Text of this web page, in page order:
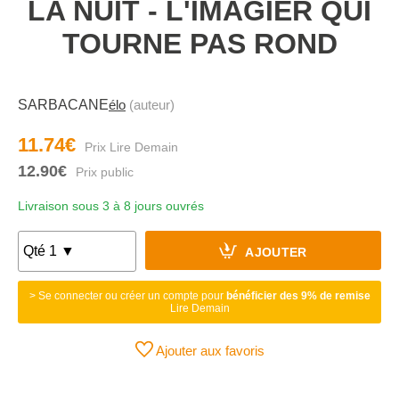
LA NUIT - L'IMAGIER QUI
TOURNE PAS ROND
SARBACANEélo (auteur)
11.74€
12.90€
Livraison sous 3 à 8 jours ouvrés
AJOUTER
> Se connecter ou créer un compte pour bénéficier des 9% de remise
Lire Demain
Ajouter aux favoris